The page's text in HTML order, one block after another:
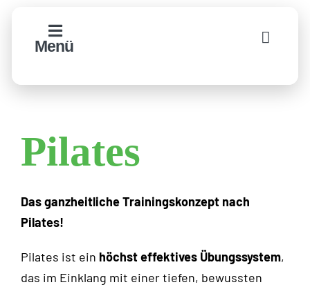
springenMenü
Pilates
Das ganzheitliche Trainingskonzept nach
Pilates!
Pilates ist ein höchst effektives Übungssystem,
das im Einklang mit einer tiefen, bewussten